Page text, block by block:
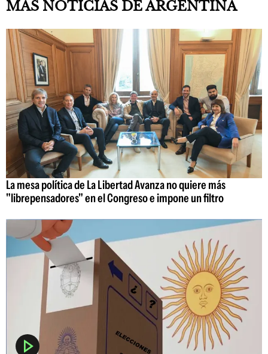
MÁS NOTICIAS DE ARGENTINA
La mesa política de La Libertad Avanza no quiere más
"librepensadores" en el Congreso e impone un filtro